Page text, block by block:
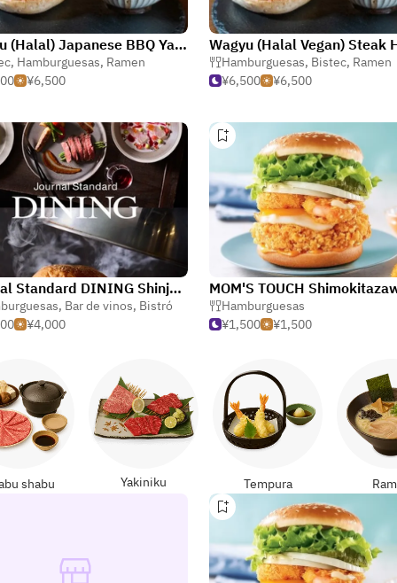
Wagyu (Halal) Japanese BBQ Yakiniku & Hamburger Ramen Tsutenkaku Restaurant 5W-Osaka 1962
, Hamburguesas, Ramen
¥6,500
Hamburguesas, Bistec, Ramen
¥6,500
¥6,500
,Café
Journal Standard DINING Shinjuku
, Bar de vinos, Bistró
¥4,000
MOM'S TOUCH
Hamburguesas
¥1,500
¥1,500
shabu Yakiniku Tempura